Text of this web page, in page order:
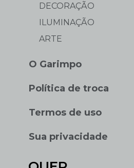
DECORAÇÃO
ILUMINAÇÃO
ARTE
O Garimpo
Política de troca
Termos de uso
Sua privacidade